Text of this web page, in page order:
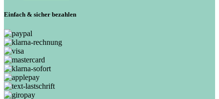
Einfach & sicher bezahlen